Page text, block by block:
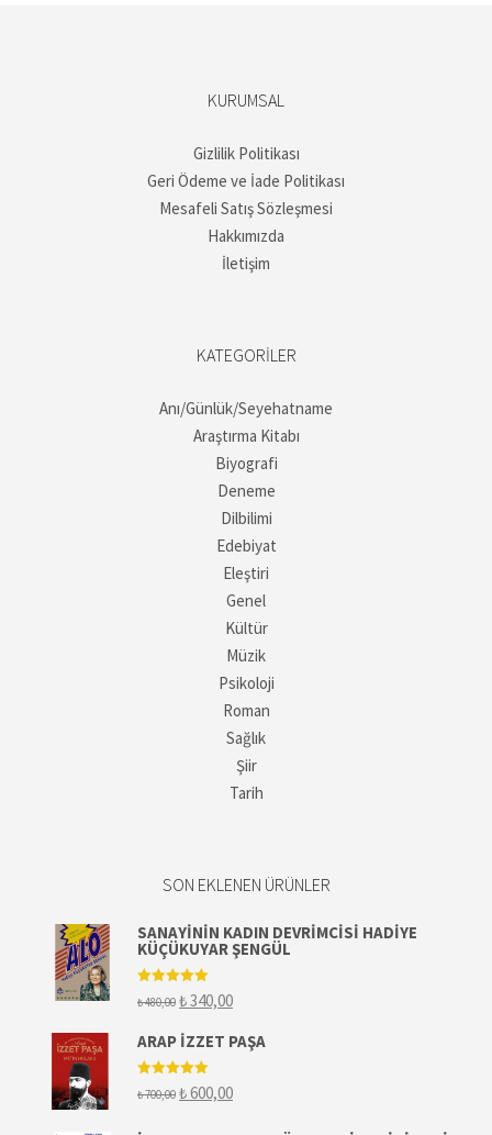
KURUMSAL
Gizlilik Politikası
Geri Ödeme ve İade Politikası
Mesafeli Satış Sözleşmesi
Hakkımızda
İletişim
KATEGORILER
Anı/Günlük/Seyehatname
Araştırma Kitabı
Biyografi
Deneme
Dilbilimi
Edebiyat
Eleştiri
Genel
Kültür
Müzik
Psikoloji
Roman
Sağlık
Şiir
Tarih
SON EKLENEN ÜRÜNLER
SANAYININ KADIN DEVRIMCISI HADIYE
KÜÇÜKUYAR ŞENGÜL
5 üzerinden
5.00oy aldı
₺480,00 Orijinal
fiyat:
₺ 480,00.
₺340,00Şu
andaki
fiyat:
₺ 340,00.
ARAP İZZET PAŞA
5 üzerinden
5.00oy aldı
₺700,00 Orijinal
fiyat:
₺600,00Şu
andaki